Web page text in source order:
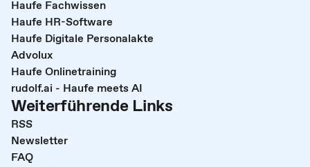
Haufe Fachwissen
Haufe HR-Software
Haufe Digitale Personalakte
Advolux
Haufe Onlinetraining
rudolf.ai - Haufe meets AI
Weiterführende Links
RSS
Newsletter
FAQ